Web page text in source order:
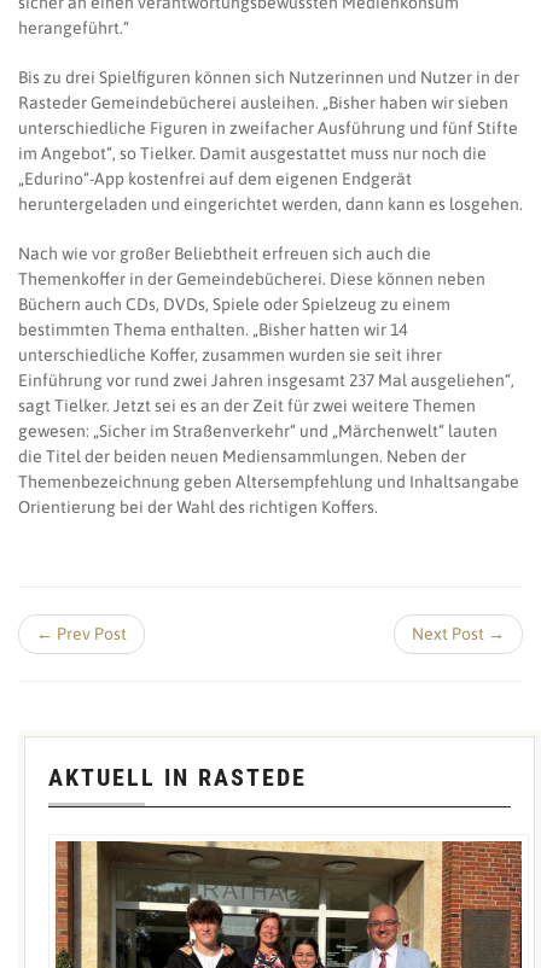
herangeführt.“
Bis zu drei Spielfiguren können sich Nutzerinnen und Nutzer in der
Rasteder Gemeindebücherei ausleihen. „Bisher haben wir sieben
unterschiedliche Figuren in zweifacher Ausführung und fünf Stifte
im Angebot“, so Tielker. Damit ausgestattet muss nur noch die
„Edurino“-App kostenfrei auf dem eigenen Endgerät
heruntergeladen und eingerichtet werden, dann kann es losgehen.
Nach wie vor großer Beliebtheit erfreuen sich auch die
Themenkoffer in der Gemeindebücherei. Diese können neben
Büchern auch CDs, DVDs, Spiele oder Spielzeug zu einem
bestimmten Thema enthalten. „Bisher hatten wir 14
unterschiedliche Koffer, zusammen wurden sie seit ihrer
Einführung vor rund zwei Jahren insgesamt 237 Mal ausgeliehen“,
sagt Tielker. Jetzt sei es an der Zeit für zwei weitere Themen
gewesen: „Sicher im Straßenverkehr“ und „Märchenwelt“ lauten
die Titel der beiden neuen Mediensammlungen. Neben der
Themenbezeichnung geben Altersempfehlung und Inhaltsangabe
Orientierung bei der Wahl des richtigen Koffers.
← Prev Post Next Post →
AKTUELL IN RASTEDE